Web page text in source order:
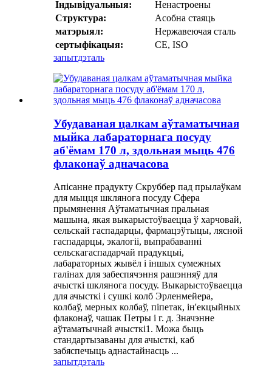
Індывідуальныя:
Ненастроены
Структура:
Асобна стаяць
матэрыял:
Нержавеючая сталь
сертыфікацыя:
CE, ISO
запытдэталь
Убудаваная цалкам аўтаматычная
мыйка лабараторнага посуду
аб'ёмам 170 л, здольная мыць 476
флаконаў адначасова
Апісанне прадукту Скруббер пад прылаўкам
для мыцця шклянога посуду Сфера
прымянення Аўтаматычная пральная
машына, якая выкарыстоўваецца ў харчовай,
сельскай гаспадарцы, фармацэўтыцы, лясной
гаспадарцы, экалогіі, выпрабаванні
сельскагаспадарчай прадукцыі,
лабараторных жывёл і іншых сумежных
галінах для забеспячэння рашэнняў для
ачысткі шклянога посуду. Выкарыстоўваецца
для ачысткі і сушкі колб Эрленмейера,
колбаў, мерных колбаў, піпетак, ін'екцыйных
флаконаў, чашак Петры і г. д. Значэнне
аўтаматычнай ачысткі1. Можа быць
стандартызаваны для ачысткі, каб
забяспечыць аднастайнасць ...
запытдэталь